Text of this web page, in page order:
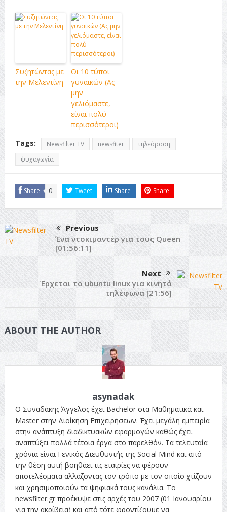
Συζητώντας με
την Μελεντίνη
Οι 10 τύποι
γυναικών (Ας
μην
γελιόμαστε,
είναι πολύ
περισσότεροι)
Tags:
Newsfilter TV newsfiter
τηλεόραση
ψυχαγωγία
Share 0 Tweet Share Share
Previous
Ένα ντοκιμαντέρ για τους Queen
[01:56:11]
Next
Έρχεται το ubuntu linux για κινητά
τηλέφωνα [21:56]
ABOUT THE AUTHOR
asynadak
Ο Συναδάκης Άγγελος έχει Bachelor στα Μαθηματικά και
Master στην Διοίκηση Επιχειρήσεων. Έχει μεγάλη εμπειρία
στην ανάπτυξη διαδικτυακών εφαρμογών καθώς έχει
αναπτύξει πολλά τέτοια έργα στο παρελθόν. Τα τελευταία
χρόνια είναι Γενικός Διευθυντής της Social Mind και από
την θέση αυτή βοηθάει τις εταιρίες να φέρουν
αποτελέσματα αλλάζοντας τον τρόπο με τον οποίο χτίζουν
και χρησιμοποιούν τα ψηφιακά τους κανάλια. Το
newsfilter.gr προέκυψε στις αρχές του 2007 (01 Ιανουαρίου
για την ακρίβεια) και από τότε φροντίζουμε να